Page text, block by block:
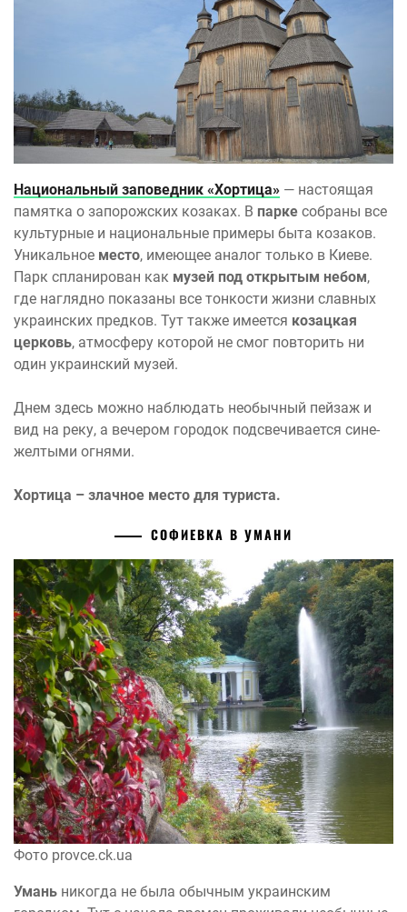
Национальный заповедник «Хортица» — настоящая
памятка о запорожских козаках. В парке собраны все
культурные и национальные примеры быта козаков.
Уникальное место, имеющее аналог только в Киеве.
Парк спланирован как музей под открытым небом,
где наглядно показаны все тонкости жизни славных
украинских предков. Тут также имеется козацкая
церковь, атмосферу которой не смог повторить ни
один украинский музей.
Днем здесь можно наблюдать необычный пейзаж и
вид на реку, а вечером городок подсвечивается сине-
желтыми огнями.
Хортица – злачное место для туриста.
СОФИЕВКА В УМАНИ
Фото provce.ck.ua
Умань никогда не была обычным украинским